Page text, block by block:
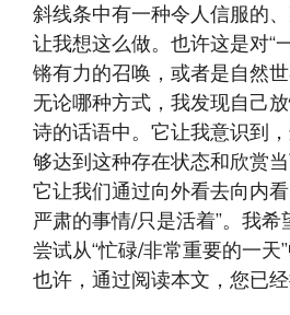
斜线条中有一种令人信服的
让我想这么做。也许这是对“
锵有力的召唤，或者是自然
无论哪种方式，我发现自己
诗的话语中。它让我意识到
够达到这种存在状态和欣赏当
它让我们通过向外看去向内
严肃的事情/只是活着”。我
尝试从“忙碌/非常重要的一天
也许，通过阅读本文，您已经